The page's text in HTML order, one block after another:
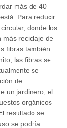
más de 40
Para reducir
donde los
más reciclaje de
fibras también
las fibras se
se
de
un jardinero, el
orgánicos
resultado se
se podría